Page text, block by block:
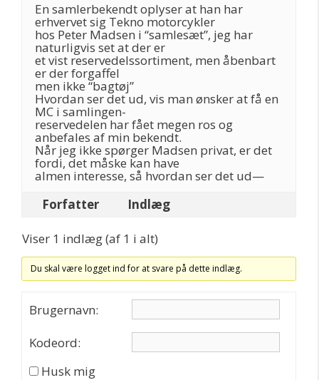
En samlerbekendt oplyser at han har
erhvervet sig Tekno motorcykler
hos Peter Madsen i “samlesæt”, jeg har
naturligvis set at der er
et vist reservedelssortiment, men åbenbart
er der forgaffel
men ikke “bagtøj”
Hvordan ser det ud, vis man ønsker at få en
MC i samlingen-
reservedelen har fået megen ros og
anbefales af min bekendt.
Når jeg ikke spørger Madsen privat, er det
fordi, det måske kan have
almen interesse, så hvordan ser det ud—
Forfatter
Indlæg
Viser 1 indlæg (af 1 i alt)
Du skal være logget ind for at svare på dette indlæg.
Brugernavn:
Kodeord:
Husk mig